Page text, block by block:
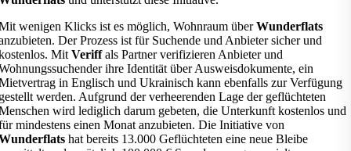
wenigen Klicks ist es möglich, Wohnraum überWunderflats
Der Prozess ist für Suchende und Anbieter sicher und
Mit Veriffals Partner verifizieren Anbieter und
ihre Identität über Ausweisdokumente, ein
in Englisch und Ukrainisch kann ebenfalls zur Verfügung
werden. Aufgrund der verheerenden Lage der geflüchteten
wird lediglich darum gebeten, die Unterkunft kostenlos und
mindestens einen Monat anzubieten. Die Initiative von
hat bereits 13.000 Geflüchteten eine neue Bleibe